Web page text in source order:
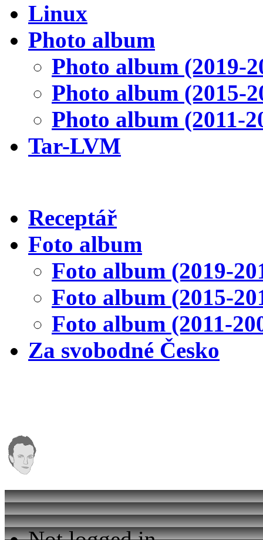
Linux
Photo album
Photo album (2019-
Photo album (2015-
Photo album (2011-
Tar-LVM
Receptář
Foto album
Foto album (2019-
Foto album (2015-
Foto album (2011-
Za svobodné Česko